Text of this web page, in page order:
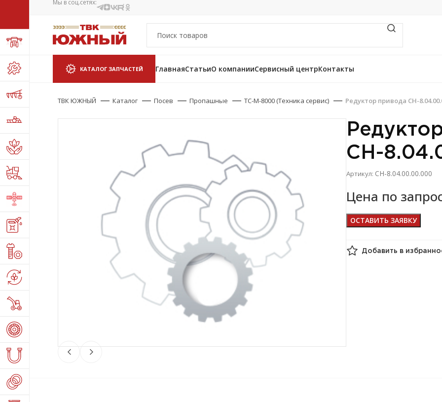
Мы в соц.сетях:
КАТАЛОГ ЗАПЧАСТЕЙ ГлавнаяСтатьиО компанииСервисный центрКонтакты
ТВК ЮЖНЫЙ Каталог Посев Пропашные ТС-М-8000 (Техника сервис) Редуктор привода СН-
СН-
Артикул: СН-8.04.00.00.000
Цена по
ОСТАВИТЬ ЗАЯВКУ
Добавить в